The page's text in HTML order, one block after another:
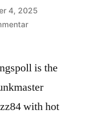
4, 2025
zu
is is the
with hot